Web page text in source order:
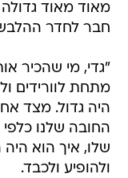
מאוד מאוד
חבר לחדר
"גדי, מי שהכיר
מתחת לוורידים
היה גדול. מצד
החובה שלנו כלפי
שלו, איך הוא
ולהופיע ולכבד.